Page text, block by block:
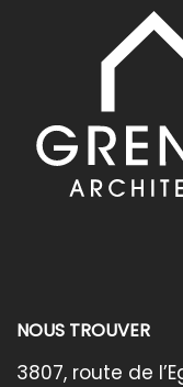
NOUS TROUVER
3807, route de